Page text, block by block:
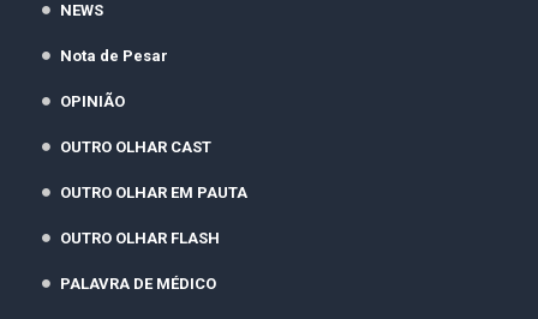
NEWS
Nota de Pesar
OPINIÃO
OUTRO OLHAR CAST
OUTRO OLHAR EM PAUTA
OUTRO OLHAR FLASH
PALAVRA DE MÉDICO